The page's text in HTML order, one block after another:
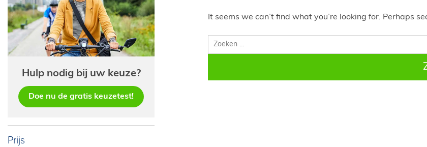
Hulp nodig bij uw keuze?
Doe nu de gratis keuzetest!
Prijs
It seems we can’t find what you’re looking for. Perhaps